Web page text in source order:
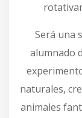
Será una
alumnado
naturales,
animales